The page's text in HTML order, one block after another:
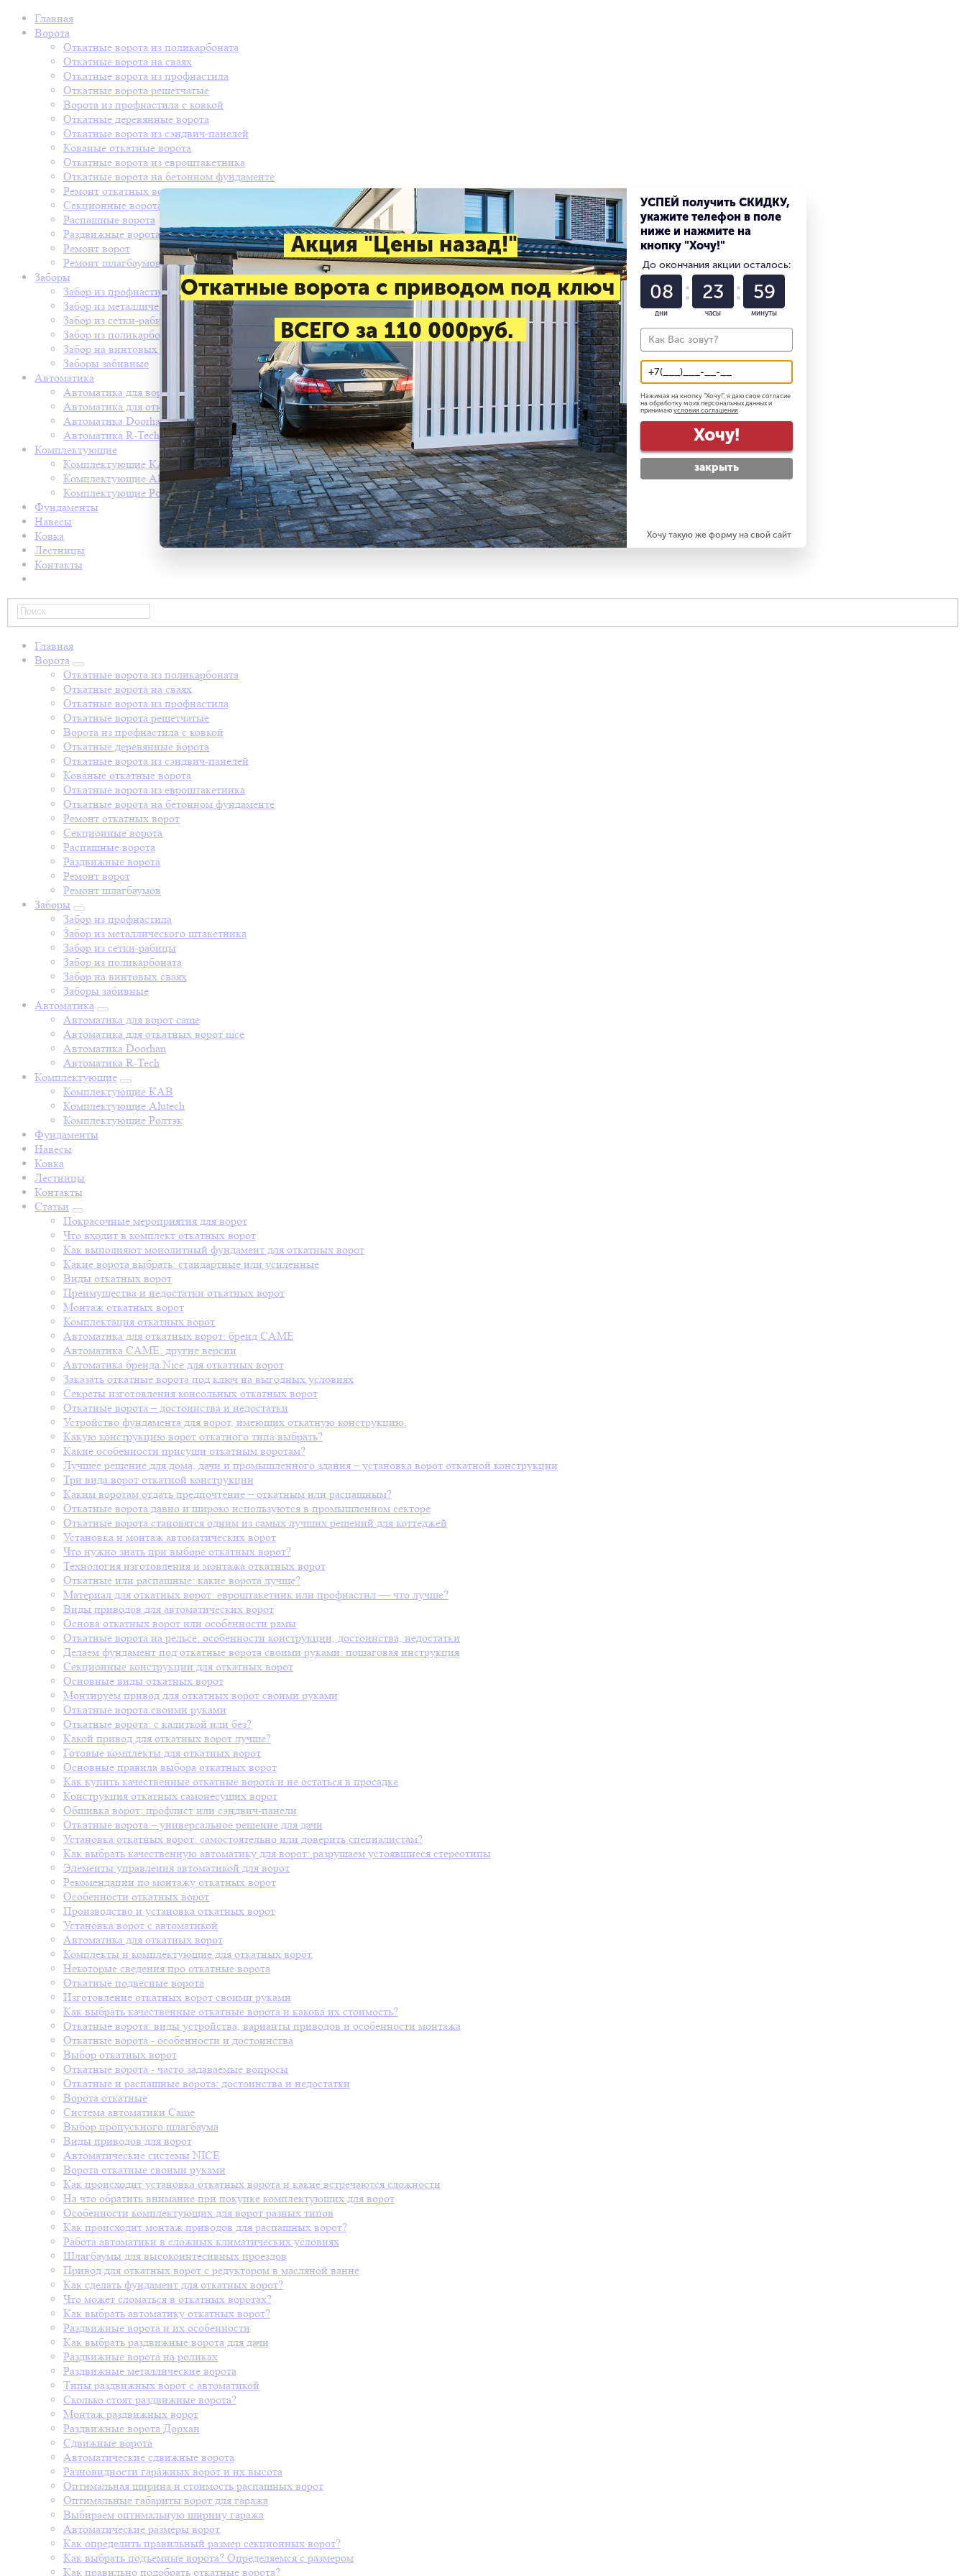
Главная
Ворота
Откатные ворота из поликарбоната
Откатные ворота на сваях
Откатные ворота из профнастила
Откатные ворота решетчатые
Ворота из профнастила с ковкой
Откатные деревянные ворота
Откатные ворота из сэндвич-панелей
Кованые откатные ворота
Откатные ворота из евроштакетника
Откатные ворота на бетонном фундаменте
Ремонт откатных ворот
Секционные ворота
Распашные ворота
Раздвижные ворота
Ремонт ворот
Ремонт шлагбаумов
Заборы
Забор из профнастила
Забор из металлического штакетника
Забор из сетки-рабицы
Забор из поликарбоната
Забор на винтовых сваях
Заборы забивные
Автоматика
Автоматика для ворот came
Автоматика для откатных ворот nice
Автоматика Doorhan
Автоматика R-Tech
Комплектующие
Комплектующие КАВ
Комплектующие Alutech
Комплектующие Ролтэк
Фундаменты
Навесы
Ковка
Лестницы
Контакты
Главная
Ворота
Откатные ворота из поликарбоната
Откатные ворота на сваях
Откатные ворота из профнастила
Откатные ворота решетчатые
Ворота из профнастила с ковкой
Откатные деревянные ворота
Откатные ворота из сэндвич-панелей
Кованые откатные ворота
Откатные ворота из евроштакетника
Откатные ворота на бетонном фундаменте
Ремонт откатных ворот
Секционные ворота
Распашные ворота
Раздвижные ворота
Ремонт ворот
Ремонт шлагбаумов
Заборы
Забор из профнастила
Забор из металлического штакетника
Забор из сетки-рабицы
Забор из поликарбоната
Забор на винтовых сваях
Заборы забивные
Автоматика
Автоматика для ворот came
Автоматика для откатных ворот nice
Автоматика Doorhan
Автоматика R-Tech
Комплектующие
Комплектующие КАВ
Комплектующие Alutech
Комплектующие Ролтэк
Фундаменты
Навесы
Ковка
Лестницы
Контакты
Статьи
Покрасочные мероприятия для ворот
Что входит в комплект откатных ворот
Как выполняют монолитный фундамент для откатных ворот
Какие ворота выбрать: стандартные или усиленные
Виды откатных ворот
Преимущества и недостатки откатных ворот
Монтаж откатных ворот
Комплектация откатных ворот
Автоматика для откатных ворот: бренд CAME
Автоматика CAME: другие версии
Автоматика бренда Nice для откатных ворот
Заказать откатные ворота под ключ на выгодных условиях
Секреты изготовления консольных откатных ворот
Откатные ворота – достоинства и недостатки
Устройство фундамента для ворот, имеющих откатную конструкцию.
Какую конструкцию ворот откатного типа выбрать?
Какие особенности присущи откатным воротам?
Лучшее решение для дома, дачи и промышленного здания – установка ворот откатной конструкции
Три вида ворот откатной конструкции
Каким воротам отдать предпочтение – откатным или распашным?
Откатные ворота давно и широко используются в промышленном секторе
Откатные ворота становятся одним из самых лучших решений для коттеджей
Установка и монтаж автоматических ворот
Что нужно знать при выборе откатных ворот?
Технология изготовления и монтажа откатных ворот
Откатные или распашные: какие ворота лучше?
Материал для откатных ворот: евроштакетник или профнастил — что лучше?
Виды приводов для автоматических ворот
Основа откатных ворот или особенности рамы
Откатные ворота на рельсе: особенности конструкции, достоинства, недостатки
Делаем фундамент под откатные ворота своими руками: пошаговая инструкция
Секционные конструкции для откатных ворот
Основные виды откатных ворот
Монтируем привод для откатных ворот своими руками
Откатные ворота своими руками
Откатные ворота: с калиткой или без?
Какой привод для откатных ворот лучше?
Готовые комплекты для откатных ворот
Основные правила выбора откатных ворот
Как купить качественные откатные ворота и не остаться в просадке
Конструкция откатных самонесущих ворот
Обшивка ворот: профлист или сэндвич-панели
Откатные ворота – универсальное решение для дачи
Установка откатных ворот: самостоятельно или доверить специалистам?
Как выбрать качественную автоматику для ворот: разрушаем устоявшиеся стереотипы
Элементы управления автоматикой для ворот
Рекомендации по монтажу откатных ворот
Особенности откатных ворот
Производство и установка откатных ворот
Установка ворот с автоматикой
Автоматика для откатных ворот
Комплекты и комплектующие для откатных ворот
Некоторые сведения про откатные ворота
Откатные подвесные ворота
Изготовление откатных ворот своими руками
Как выбрать качественные откатные ворота и какова их стоимость?
Откатные ворота: виды устройства, варианты приводов и особенности монтажа
Откатные ворота - особенности и достоинства
Выбор откатных ворот
Откатные ворота - часто задаваемые вопросы
Откатные и распашные ворота: достоинства и недостатки
Ворота откатные
Система автоматики Came
Выбор пропускного шлагбаума
Виды приводов для ворот
Автоматические системы NICE
Ворота откатные своими руками
Как происходит установка откатных ворота и какие встречаются сложности
На что обратить внимание при покупке комплектующих для ворот
Особенности комплектующих для ворот разных типов
Как происходит монтаж приводов для распашных ворот?
Работа автоматики в сложных климатических условиях
Шлагбаумы для высокоинтесивных проездов
Привод для откатных ворот с редуктором в масляной ванне
Как сделать фундамент для откатных ворот?
Что может сломаться в откатных воротах?
Как выбрать автоматику откатных ворот?
Раздвижные ворота и их особенности
Как выбрать раздвижные ворота для дачи
Раздвижные ворота на роликах
Раздвижные металлические ворота
Типы раздвижных ворот с автоматикой
Сколько стоят раздвижные ворота?
Монтаж раздвижных ворот
Раздвижные ворота Дорхан
Сдвижные ворота
Автоматические сдвижные ворота
Разновидности гаражных ворот и их высота
Оптимальная ширина и стоимость распашных ворот
Оптимальные габариты ворот для гаража
Выбираем оптимальную ширину гаража
Автоматические размеры ворот
Как определить правильный размер секционных ворот?
Как выбрать подъемные ворота? Определяемся с размером
Как правильно подобрать откатные ворота?
Акция "Цены назад!"
Откатные ворота с приводом под ключ
ВСЕГО за 110 000руб.
УСПЕЙ получить СКИДКУ,
укажите телефон в поле
ниже и нажмите на
кнопку "Хочу!"
До окончания акции осталось:
08
дни
23
часы
59
минуты
Нажимая на кнопку "Хочу!", я даю свое согласие
на обработку моих персональных данных и
принимаю условия соглашения
Хочу!
закрыть
Хочу такую же форму на свой сайт